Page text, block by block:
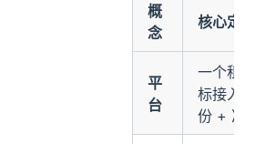
概
念
核心定位
平
台
一个租
标接入
份 + 准